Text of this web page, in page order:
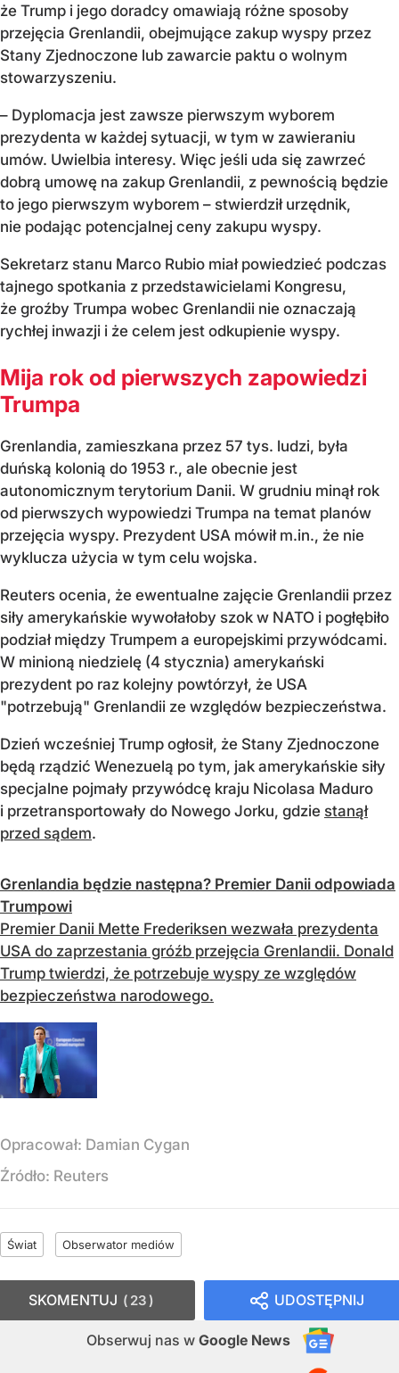
że Trump i jego doradcy omawiają różne sposoby
przejęcia Grenlandii, obejmujące zakup wyspy przez
Stany Zjednoczone lub zawarcie paktu o wolnym
stowarzyszeniu.
– Dyplomacja jest zawsze pierwszym wyborem
prezydenta w każdej sytuacji, w tym w zawieraniu
umów. Uwielbia interesy. Więc jeśli uda się zawrzeć
dobrą umowę na zakup Grenlandii, z pewnością będzie
to jego pierwszym wyborem – stwierdził urzędnik,
nie podając potencjalnej ceny zakupu wyspy.
Sekretarz stanu Marco Rubio miał powiedzieć podczas
tajnego spotkania z przedstawicielami Kongresu,
że groźby Trumpa wobec Grenlandii nie oznaczają
rychłej inwazji i że celem jest odkupienie wyspy.
Mija rok od pierwszych zapowiedzi
Trumpa
Grenlandia, zamieszkana przez 57 tys. ludzi, była
duńską kolonią do 1953 r., ale obecnie jest
autonomicznym terytorium Danii. W grudniu minął rok
od pierwszych wypowiedzi Trumpa na temat planów
przejęcia wyspy. Prezydent USA mówił m.in., że nie
wyklucza użycia w tym celu wojska.
Reuters ocenia, że ewentualne zajęcie Grenlandii przez
siły amerykańskie wywołałoby szok w NATO i pogłębiło
podział między Trumpem a europejskimi przywódcami.
W minioną niedzielę (4 stycznia) amerykański
prezydent po raz kolejny powtórzył, że USA
"potrzebują" Grenlandii ze względów bezpieczeństwa.
Dzień wcześniej Trump ogłosił, że Stany Zjednoczone
będą rządzić Wenezuelą po tym, jak amerykańskie siły
specjalne pojmały przywódcę kraju Nicolasa Maduro
i przetransportowały do Nowego Jorku, gdzie stanął
przed sądem.
Grenlandia będzie następna? Premier Danii odpowiada
Trumpowi
Premier Danii Mette Frederiksen wezwała prezydenta
USA do zaprzestania gróźb przejęcia Grenlandii. Donald
Trump twierdzi, że potrzebuje wyspy ze względów
bezpieczeństwa narodowego.
Opracował: Damian Cygan
Źródło: Reuters
Świat Obserwator mediów
UDOSTĘPNIJ
Obserwuj nas w Google News
SKOMENTUJ 23